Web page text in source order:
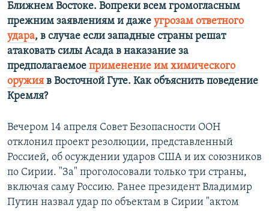
Ближнем Востоке. Вопреки всем громогласным
прежним заявлениям и даже угрозам ответного
удара, в случае если западные страны решат
атаковать силы Асада в наказание за
предполагаемое применение им химического
оружия в Восточной Гуте. Как объяснить поведение
Кремля?
Вечером 14 апреля Совет Безопасности ООН
отклонил проект резолюции, представленный
Россией, об осуждении ударов США и их союзников
по Сирии. "За" проголосовали только три страны,
включая саму Россию. ​Ранее президент Владимир
Путин назвал удар по объектам в Сирии "актом